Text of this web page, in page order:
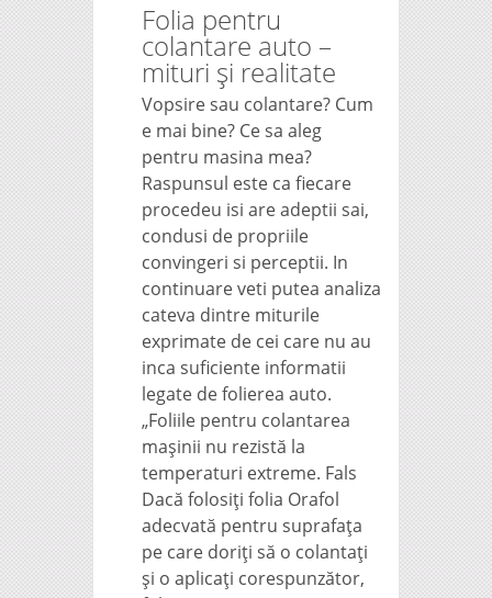
Folia pentru
colantare auto –
mituri și realitate
Vopsire sau colantare? Cum
e mai bine? Ce sa aleg
pentru masina mea?
Raspunsul este ca fiecare
procedeu isi are adeptii sai,
condusi de propriile
convingeri si perceptii. In
continuare veti putea analiza
cateva dintre miturile
exprimate de cei care nu au
inca suficiente informatii
legate de folierea auto.
„Foliile pentru colantarea
mașinii nu rezistă la
temperaturi extreme. Fals
Dacă folosiți folia Orafol
adecvată pentru suprafața
pe care doriți să o colantați
și o aplicați corespunzător,